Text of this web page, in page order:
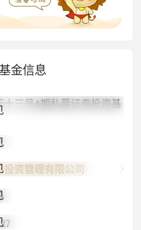
金信息
十三号A期私募证券投资基
投资管理有限公司